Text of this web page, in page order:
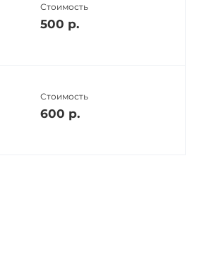
Стоимость
500 р.
Стоимость
600 р.